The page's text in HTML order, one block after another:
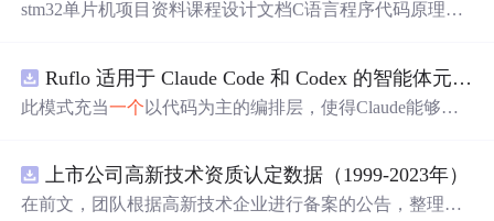
stm32单片机项目资料课程设计文档C语言程序代码原理图
Ruflo 适用于 Claude Code 和 Codex 的智能体元框架
此模式充当一个 以代码为主的编排层，使得Claude能够自
上市公司高新技术资质认定数据（1999-2023年）
在前文，团队根据高新技术企业进行备案的公告，整理了